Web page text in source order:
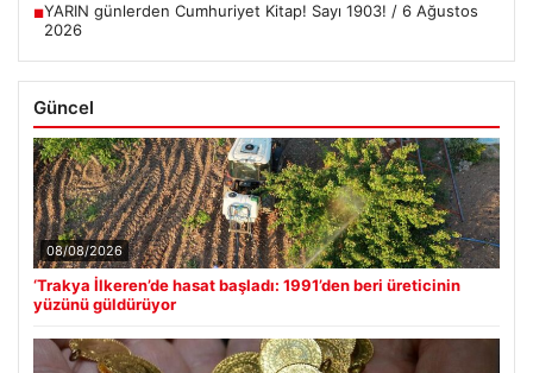
■YARIN günlerden Cumhuriyet Kitap! Sayı 1903! / 6 Ağustos
2026
Güncel
08/08/2026
‘Trakya İlkeren’de hasat başladı: 1991’den beri üreticinin
yüzünü güldürüyor